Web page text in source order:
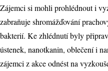
Zájemci si mohli prohlédnout i
zabraňuje shromážďování
bakterií. Ke zhlédnutí byly
ústenek, nanotkanin, oblečení i
zájemci z akce odnést na